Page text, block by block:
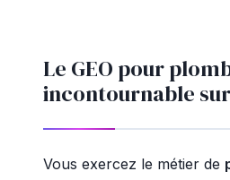
Le GEO pour
incontournable
Vous exercez le métier de